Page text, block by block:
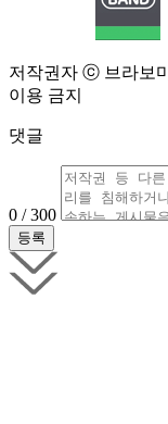
저작권자 ⓒ 브라보
이용 금지
댓글
0 / 300